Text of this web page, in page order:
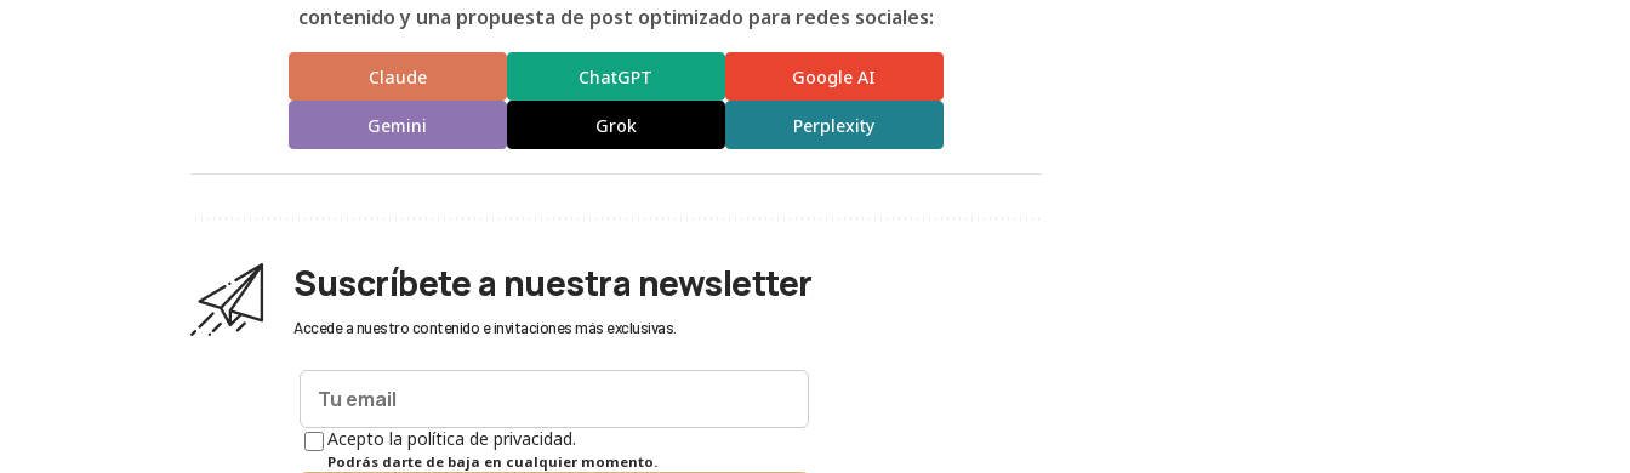
contenido y una propuesta de post optimizado para redes sociales:
Claude ChatGPT Google AI
Gemini Grok Perplexity
Suscríbete a nuestra newsletter
Accede a nuestro contenido e invitaciones más exclusivas.
Acepto la política de privacidad.
Podrás darte de baja en cualquier momento.